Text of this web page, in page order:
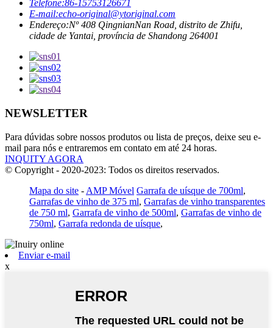
Telefone:86-15753126671
E-mail:echo-original@ytoriginal.com
Endereço:Nº 408 QingnianNan Road, distrito de Zhifu,
cidade de Yantai, província de Shandong 264001
NEWSLETTER
Para dúvidas sobre nossos produtos ou lista de preços, deixe seu e-
mail para nós e entraremos em contato em até 24 horas.
INQUITY AGORA
© Copyright - 2020-2023: Todos os direitos reservados.
Mapa do site - AMP Móvel Garrafa de uísque de 700ml,
Garrafas de vinho de 375 ml, Garrafas de vinho transparentes
de 750 ml, Garrafa de vinho de 500ml, Garrafas de vinho de
750ml, Garrafa redonda de uísque,
Enviar e-mail
x